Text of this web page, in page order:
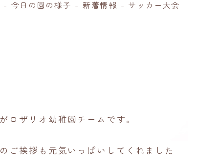
- 今日の園の様子 - 新着情報 - サッカー大会
ザリオ幼稚園チームです。
ご挨拶も元気いっぱいしてくれました